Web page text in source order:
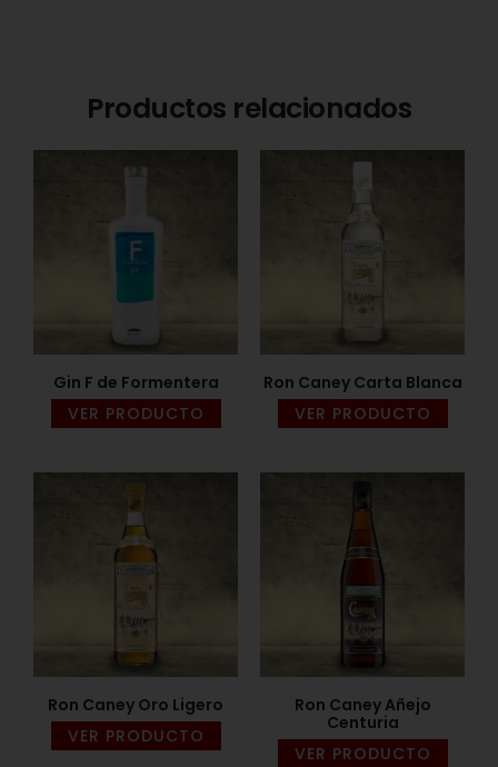
Productos relacionados
Gin F de Formentera
VER PRODUCTO
Ron Caney Carta Blanca
VER PRODUCTO
Ron Caney Oro Ligero
VER PRODUCTO
Ron Caney Añejo
Centuria
VER PRODUCTO